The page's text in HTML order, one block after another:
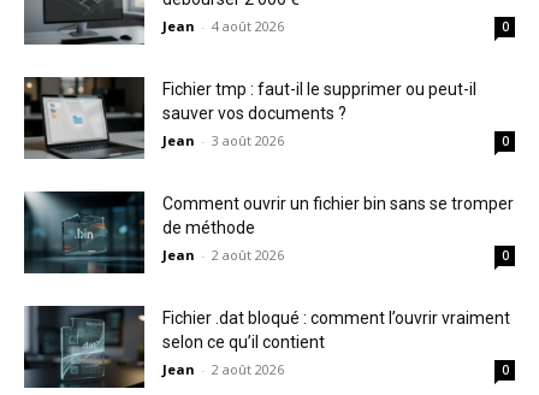
Jean - 4 août 2026 0
Fichier tmp : faut-il le supprimer ou peut-il
sauver vos documents ?
Jean - 3 août 2026 0
Comment ouvrir un fichier bin sans se tromper
de méthode
Jean - 2 août 2026 0
Fichier .dat bloqué : comment l’ouvrir vraiment
selon ce qu’il contient
Jean - 2 août 2026 0